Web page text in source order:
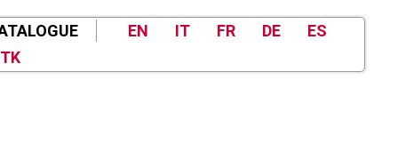
EN IT FR DE
ES
TK